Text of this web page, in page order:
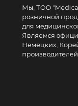
Мы, ТОО
розничной
для
Являемся
Немецких,
производителей.